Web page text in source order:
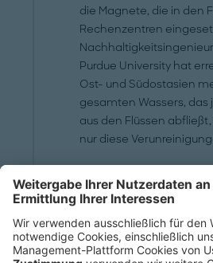
die Magnete, die in den
Rechenzentren
Purdue University hat
Ost- und Südostasien
gesamten Wassers,
aus den Flüssen
nur diese
Professor Ren regt an,
in die Pflicht zu
Label für
Sektor einführen, um
senken.